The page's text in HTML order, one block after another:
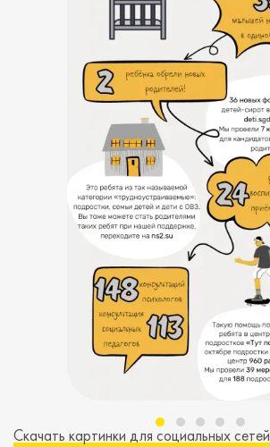
Скачать картинки для социальных сетей